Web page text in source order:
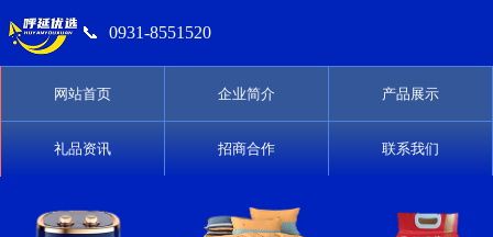
📞 0931-8551520
网站首页 企业简介 产品展示
礼品资讯 招商合作 联系我们